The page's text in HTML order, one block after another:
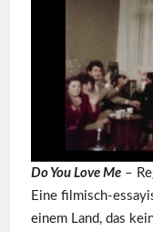
Do You Love Me–
Eine filmisch-
einem Land, das